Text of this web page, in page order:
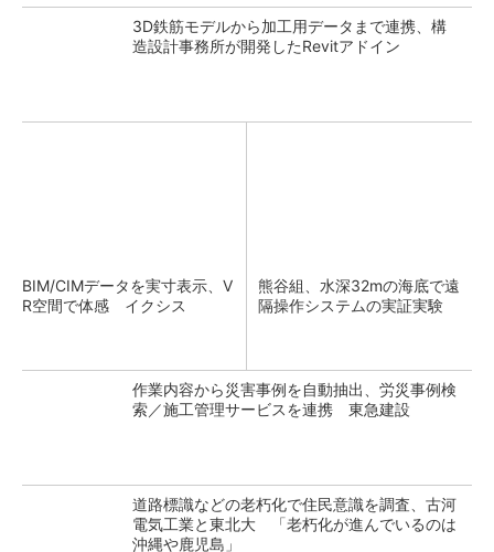
3D鉄筋モデルから加工用データまで連携、構
造設計事務所が開発したRevitアドイン
BIM/CIMデータを実寸表示、V
R空間で体感 イクシス
熊谷組、水深32mの海底で遠
隔操作システムの実証実験
作業内容から災害事例を自動抽出、労災事例検
索／施工管理サービスを連携 東急建設
道路標識などの老朽化で住民意識を調査、古河
電気工業と東北大 「老朽化が進んでいるのは
沖縄や鹿児島」